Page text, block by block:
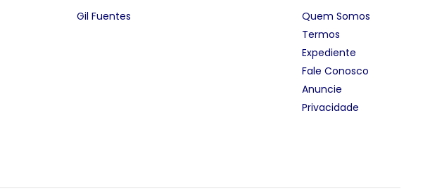
Gil Fuentes
Quem Somos
Termos
Expediente
Fale Conosco
Anuncie
Privacidade